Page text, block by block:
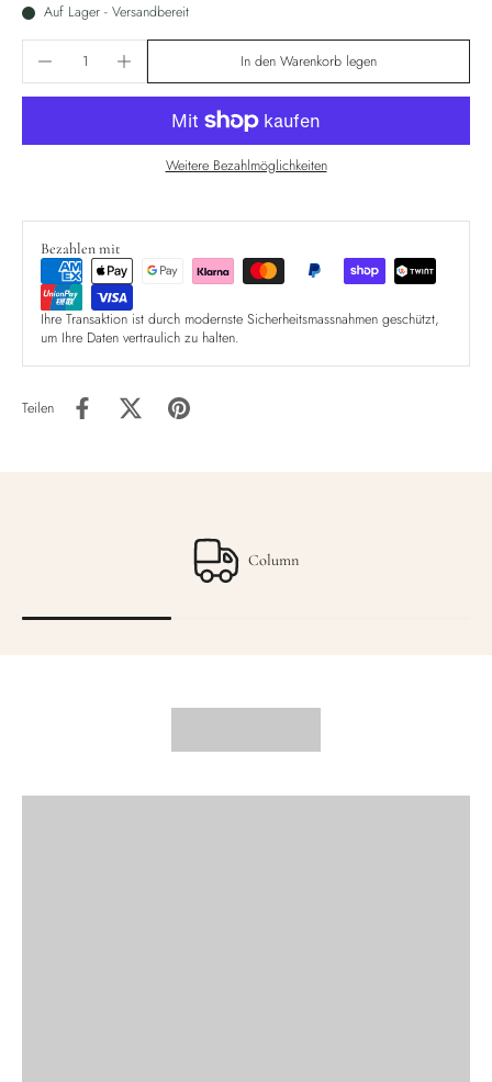
Auf Lager - Versandbereit
In den Warenkorb legen
Weitere Bezahlmöglichkeiten
Bezahlen mit
Ihre Transaktion ist durch modernste Sicherheitsmassnahmen geschützt,
um Ihre Daten vertraulich zu halten.
Teilen
Column